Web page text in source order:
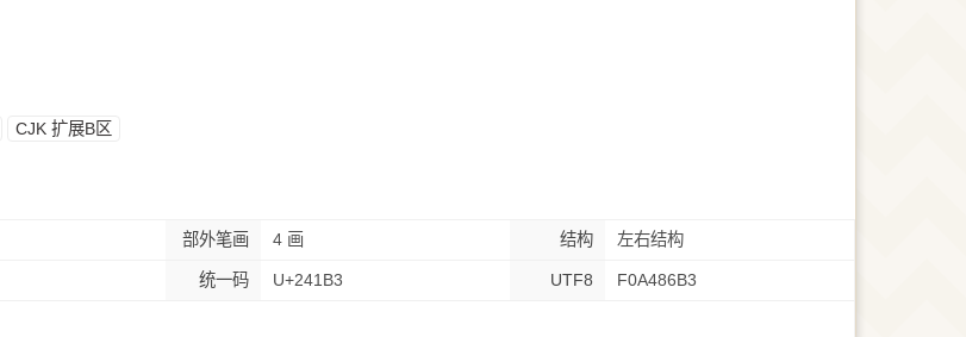
CJK 扩展B区
部外笔画 4 画 结构 左右结构
统一码 U+241B3 UTF8 F0A486B3